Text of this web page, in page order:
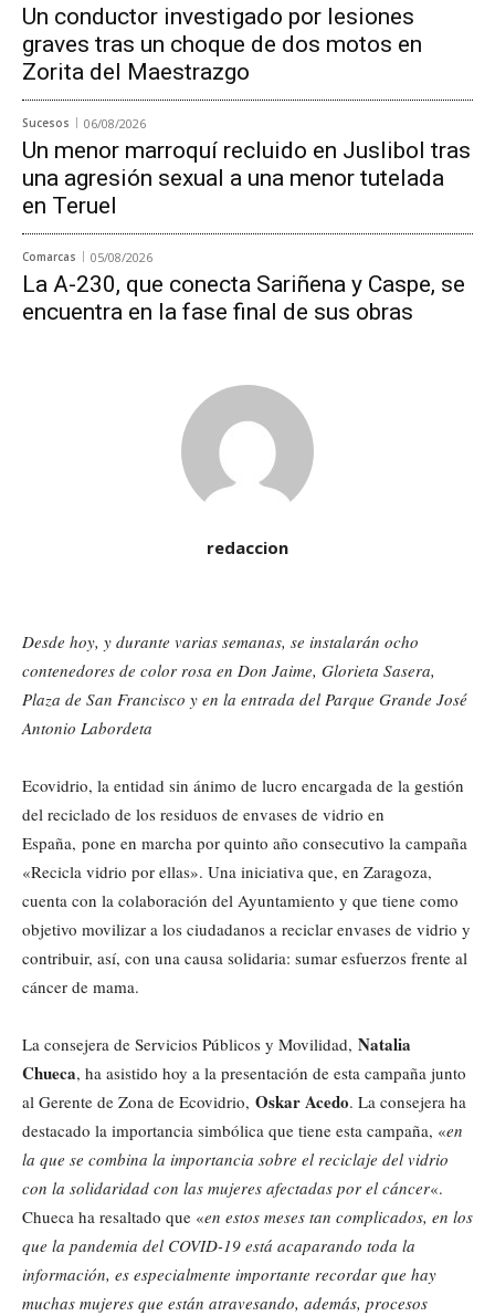
Un conductor investigado por lesiones
graves tras un choque de dos motos en
Zorita del Maestrazgo
Sucesos 06/08/2026
Un menor marroquí recluido en Juslibol tras
una agresión sexual a una menor tutelada
en Teruel
Comarcas 05/08/2026
La A-230, que conecta Sariñena y Caspe, se
encuentra en la fase final de sus obras
redaccion
Desde hoy, y durante varias semanas, se instalarán ocho
contenedores de color rosa en Don Jaime, Glorieta Sasera,
Plaza de San Francisco y en la entrada del Parque Grande José
Antonio Labordeta
Ecovidrio, la entidad sin ánimo de lucro encargada de la gestión
del reciclado de los residuos de envases de vidrio en
España, pone en marcha por quinto año consecutivo la campaña
«Recicla vidrio por ellas». Una iniciativa que, en Zaragoza,
cuenta con la colaboración del Ayuntamiento y que tiene como
objetivo movilizar a los ciudadanos a reciclar envases de vidrio y
contribuir, así, con una causa solidaria: sumar esfuerzos frente al
cáncer de mama.
La consejera de Servicios Públicos y Movilidad, Natalia
Chueca, ha asistido hoy a la presentación de esta campaña junto
al Gerente de Zona de Ecovidrio, Oskar Acedo. La consejera ha
destacado la importancia simbólica que tiene esta campaña, «en
la que se combina la importancia sobre el reciclaje del vidrio
con la solidaridad con las mujeres afectadas por el cáncer«.
Chueca ha resaltado que «en estos meses tan complicados, en los
que la pandemia del COVID-19 está acaparando toda la
información, es especialmente importante recordar que hay
muchas mujeres que están atravesando, además, procesos